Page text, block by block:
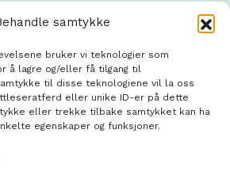
samtykke
bruker vi teknologier som
å lagre og/eller få tilgang til
til disse teknologiene vil la oss
eller unike ID-er på dette
eller trekke tilbake samtykket kan ha
egenskaper og funksjoner.
Tilreisende lag